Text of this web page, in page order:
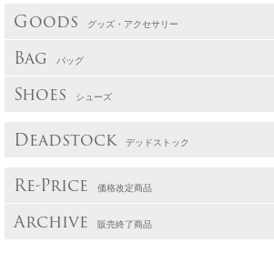
Goods グッズ・アクセサリー
Bag バッグ
Shoes シューズ
Deadstock デッドストック
Re-Price 価格改定商品
Archive 販売終了商品